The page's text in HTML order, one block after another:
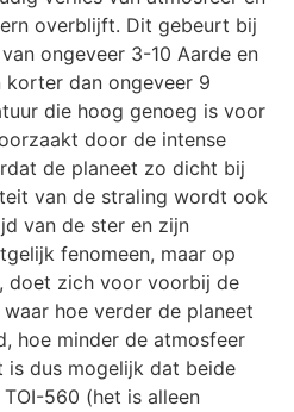
overblijft. Dit gebeurt bij
ongeveer 3-10 Aarde en
korter dan ongeveer 9
die hoog genoeg is voor
door de intense
de planeet zo dicht bij
van de straling wordt ook
van de ster en zijn
fenomeen, maar op
doet zich voor voorbij de
hoe verder de planeet
hoe minder de atmosfeer
is dus mogelijk dat beide
560 (het is alleen